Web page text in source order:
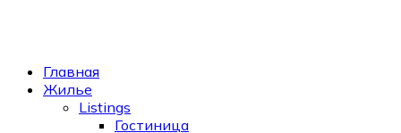
Главная
Жилье
Listings
Гостиница